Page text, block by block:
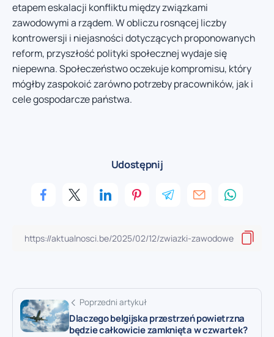
etapem eskalacji konfliktu między związkami
zawodowymi a rządem. W obliczu rosnącej liczby
kontrowersji i niejasności dotyczących proponowanych
reform, przyszłość polityki społecznej wydaje się
niepewna. Społeczeństwo oczekuje kompromisu, który
mógłby zaspokoić zarówno potrzeby pracowników, jak i
cele gospodarcze państwa.
Udostępnij
Poprzedni artykuł
Dlaczego belgijska przestrzeń powietrzna
będzie całkowicie zamknięta w czwartek?